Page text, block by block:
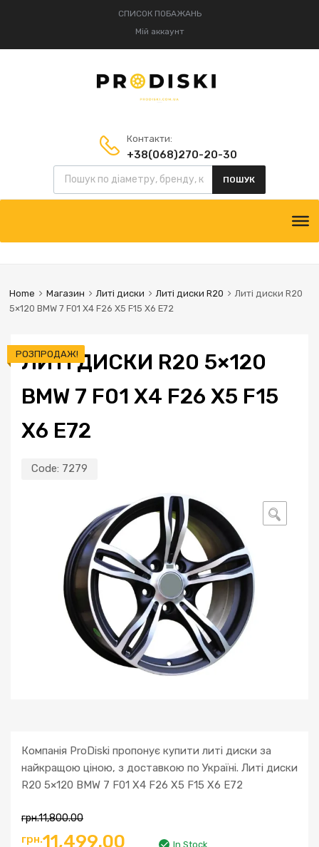
СПИСОК ПОБАЖАНЬ
Мій аккаунт
Контакти:
+38(068)270-20-30
+38(095)834-52-75
Пошук товарів
ПОШУК
content
Home Магазин Литі диски Литі диски R20
Литі диски R20
5×120 BMW 7 F01 X4 F26 X5 F15 X6 E72
ЛИТІ ДИСКИ R20 5×120
BMW 7 F01 X4 F26 X5 F15
X6 E72
Code: 7279
РОЗПРОДАЖ!
🔍
Компанія ProDiski пропонує купити литі диски за
найкращою ціною, з доставкою по Україні. Литі диски
R20 5×120 BMW 7 F01 X4 F26 X5 F15 X6 E72
грн.11,800.00
Оригінальна
грн.11,499.00 Поточна
In Stock